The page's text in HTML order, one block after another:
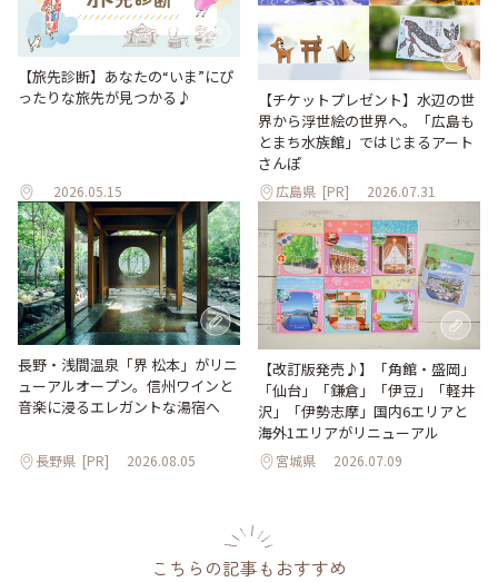
【旅先診断】あなたの“いま”にぴ
ったりな旅先が見つかる♪
2026.05.15
【チケットプレゼント】水辺の世
界から浮世絵の世界へ。「広島も
とまち水族館」ではじまるアート
さんぽ
広島県 [PR] 2026.07.31
長野・浅間温泉「界 松本」がリニ
ューアルオープン。信州ワインと
音楽に浸るエレガントな湯宿へ
長野県 [PR] 2026.08.05
【改訂版発売♪】「角館・盛岡」
「仙台」「鎌倉」「伊豆」「軽井
沢」「伊勢志摩」国内6エリアと
海外1エリアがリニューアル
宮城県 2026.07.09
こちらの記事もおすすめ